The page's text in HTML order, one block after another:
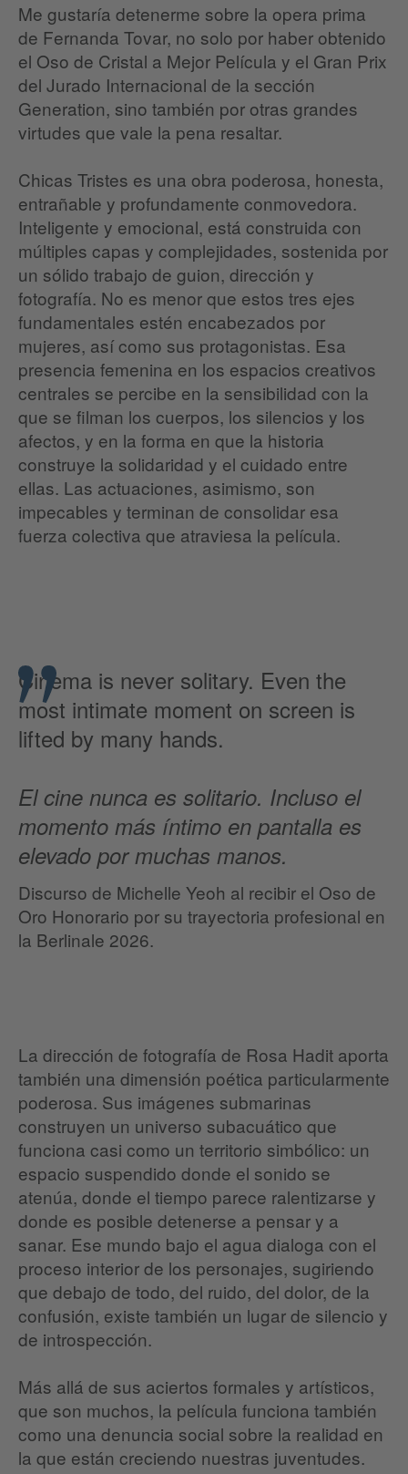
Me gustaría detenerme sobre la opera prima
de Fernanda Tovar, no solo por haber obtenido
el Oso de Cristal a Mejor Película y el Gran Prix
del Jurado Internacional de la sección
Generation, sino también por otras grandes
virtudes que vale la pena resaltar.
Chicas Tristes es una obra poderosa, honesta,
entrañable y profundamente conmovedora.
Inteligente y emocional, está construida con
múltiples capas y complejidades, sostenida por
un sólido trabajo de guion, dirección y
fotografía. No es menor que estos tres ejes
fundamentales estén encabezados por
mujeres, así como sus protagonistas. Esa
presencia femenina en los espacios creativos
centrales se percibe en la sensibilidad con la
que se filman los cuerpos, los silencios y los
afectos, y en la forma en que la historia
construye la solidaridad y el cuidado entre
ellas. Las actuaciones, asimismo, son
impecables y terminan de consolidar esa
fuerza colectiva que atraviesa la película.
Cinema is never solitary. Even the
most intimate moment on screen is
lifted by many hands.
El cine nunca es solitario. Incluso el
momento más íntimo en pantalla es
elevado por muchas manos.
Discurso de Michelle Yeoh al recibir el Oso de
Oro Honorario por su trayectoria profesional en
la Berlinale 2026.
La dirección de fotografía de Rosa Hadit aporta
también una dimensión poética particularmente
poderosa. Sus imágenes submarinas
construyen un universo subacuático que
funciona casi como un territorio simbólico: un
espacio suspendido donde el sonido se
atenúa, donde el tiempo parece ralentizarse y
donde es posible detenerse a pensar y a
sanar. Ese mundo bajo el agua dialoga con el
proceso interior de los personajes, sugiriendo
que debajo de todo, del ruido, del dolor, de la
confusión, existe también un lugar de silencio y
de introspección.
Más allá de sus aciertos formales y artísticos,
que son muchos, la película funciona también
como una denuncia social sobre la realidad en
la que están creciendo nuestras juventudes.